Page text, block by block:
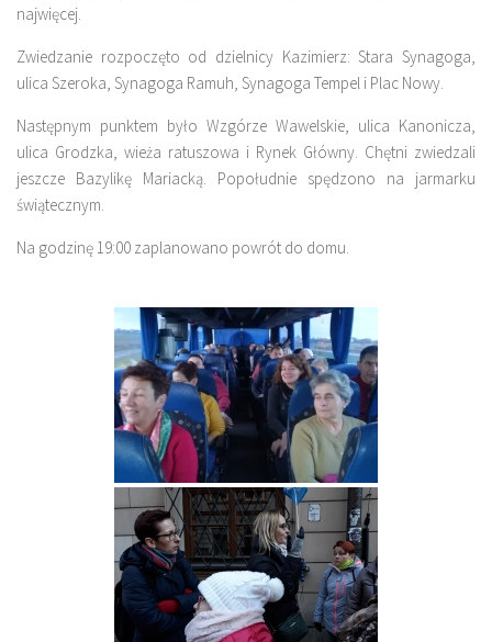
najwięcej.
Zwiedzanie rozpoczęto od dzielnicy Kazimierz: Stara Synagoga,
ulica Szeroka, Synagoga Ramuh, Synagoga Tempel i Plac Nowy.
Następnym punktem było Wzgórze Wawelskie, ulica Kanonicza,
ulica Grodzka, wieża ratuszowa i Rynek Główny. Chętni zwiedzali
jeszcze Bazylikę Mariacką. Popołudnie spędzono na jarmarku
świątecznym.
Na godzinę 19:00 zaplanowano powrót do domu.